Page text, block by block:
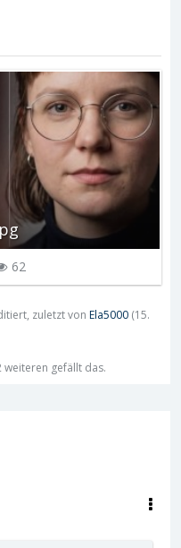
62
zuletzt von Ela5000 (15.
weiteren gefällt das.